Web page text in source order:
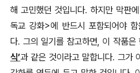
해 고민했던 것입니다. 하지만 막판
독교 강화>에 반드시 포함되어야
다. 그의 일기를 참고하면, 이 작품은
식’과 같은 것이라고 말합니다. 그가